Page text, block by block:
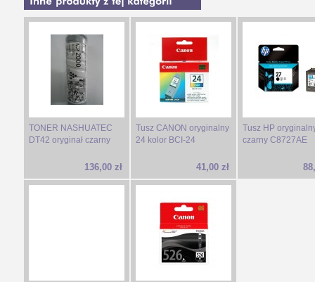
TONER NASHUATEC
DT42 oryginał czarny
136,00 zł
Tusz CANON oryginalny
24 kolor BCI-24
41,00 zł
Tusz HP
czarny C8727AE